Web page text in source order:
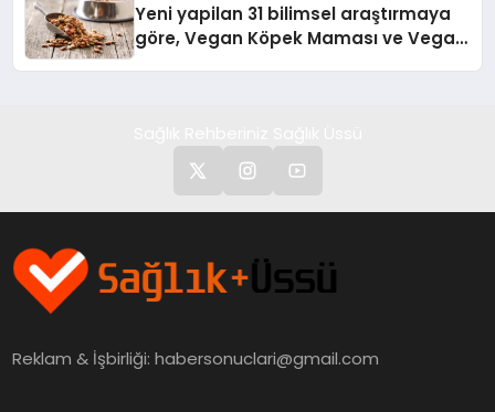
Yeni yapilan 31 bilimsel araştırmaya
göre, Vegan Köpek Maması ve Vegan
Reklam & İşbirliği:habersonuclari@gmail.com